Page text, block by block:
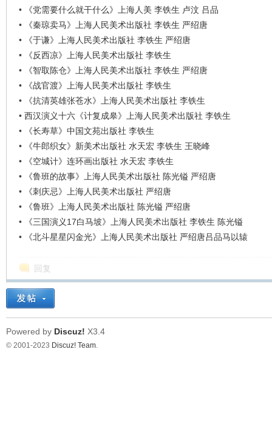
•
《党需要什么就干什么》上海人美 李铁生 卢汶 吕品
•
《秦琼卖马》上海人民美术出版社 李铁生 严绍唐
•
《于谦》上海人民美术出版社 李铁生 严绍唐
•
《反西凉》上海人民美术出版社 李铁生
•
《智取陈仓》上海人民美术出版社 李铁生 严绍唐
•
《战官渡》上海人民美术出版社 李铁生
•
《抗清英雄张苍水》上海人民美术出版社 李铁生
• 西汉演义十六《计复成皋》上海人民美术出版社 李铁生
•
《长寿草》中国文苑出版社 李铁生
•
《牛郎织女》新美术出版社 水天宏 李铁生 王晓峰
•
《空城计》连环画出版社 水天宏 李铁生
•
《鲁班的故事》上海人民美术出版社 陈光镒 严绍唐
•
《刺庆忌》上海人民美术出版社 严绍唐
•
《鲁班》上海人民美术出版社 陈光镒 严绍唐
•
《三国演义17白马坡》上海人民美术出版社 李铁生 陈光镒
•
《北斗星星闪金光》上海人民美术出版社 严绍唐吕品马以辕
回复
Powered by Discuz! X3.4
© 2001-2023 Discuz! Team.